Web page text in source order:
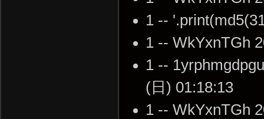
1 --
1 -- WkYxnTGh
1 --
(日) 01:18:13
1 -- WkYxnTGh